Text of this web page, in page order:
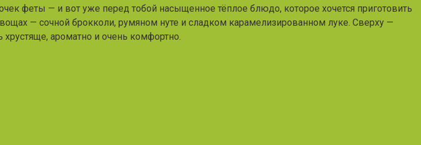
феты — и вот уже перед тобой насыщенное тёплое блюдо, которое хочется приготовить
— сочной брокколи, румяном нуте и сладком карамелизированном луке. Сверху —
хрустяще, ароматно и очень комфортно.